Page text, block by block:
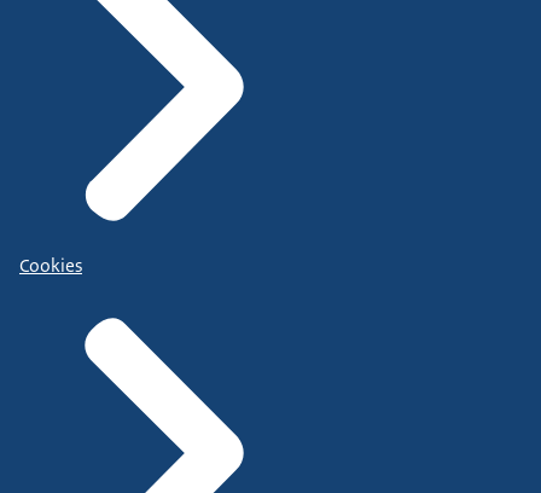
Cookies